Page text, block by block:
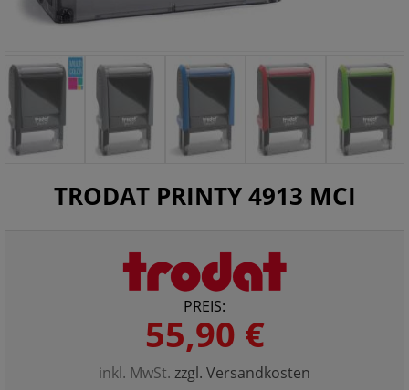
TRODAT PRINTY 4913 MCI
PREIS:
55,90 €
inkl. MwSt. zzgl. Versandkosten